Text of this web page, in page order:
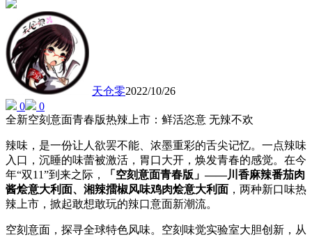
天仓零2022/10/26
0
0
全新空刻意面青春版热辣上市：鲜活恣意 无辣不欢
辣味，是一份让人欲罢不能、浓墨重彩的舌尖记忆。一点辣味
入口，沉睡的味蕾被激活，胃口大开，焕发青春的感觉。在今
年“双11”到来之际，
「空刻意面青春版」——川香麻辣番茄肉
酱烩意大利面、湘辣擂椒风味鸡肉烩意大利面 ，两种新口味热
辣上市，掀起敢想敢玩的辣口意面新潮流。
空刻意面，探寻全球特色风味。空刻味觉实验室大胆创新，从